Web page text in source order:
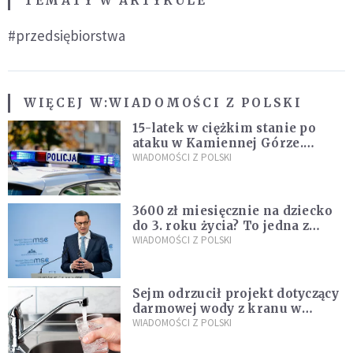
#przedsiębiorstwa
WIĘCEJ W:WIADOMOŚCI Z POLSKI
15-latek w ciężkim stanie po
ataku w Kamiennej Górze.
Policja zatrzymała dwóch
WIADOMOŚCI Z POLSKI
3600 zł miesięcznie na dziecko
do 3. roku życia? To jedna z
propozycji programu "Rozwój
WIADOMOŚCI Z POLSKI
Sejm odrzucił projekt dotyczący
darmowej wody z kranu w
restauracjach
WIADOMOŚCI Z POLSKI